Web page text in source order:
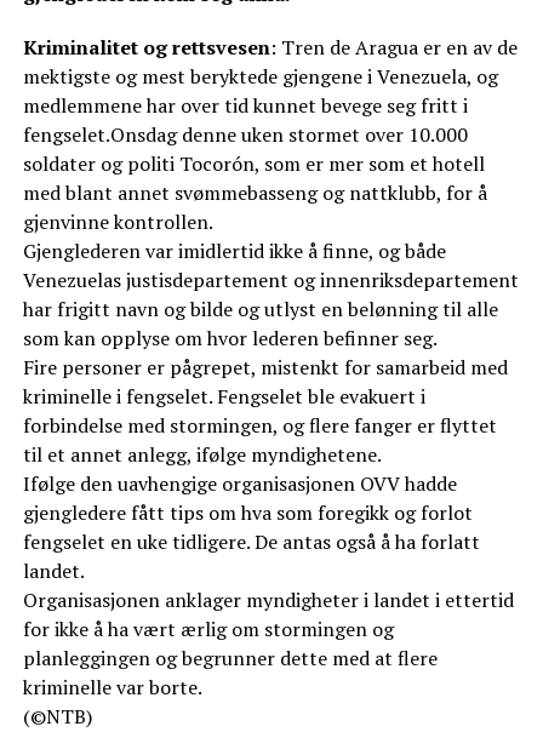
Kriminalitet og rettsvesen: Tren de Aragua er en av de
mektigste og mest beryktede gjengene i Venezuela, og
medlemmene har over tid kunnet bevege seg fritt i
fengselet.Onsdag denne uken stormet over 10.000
soldater og politi Tocorón, som er mer som et hotell
med blant annet svømmebasseng og nattklubb, for å
gjenvinne kontrollen.
Gjenglederen var imidlertid ikke å finne, og både
Venezuelas justisdepartement og innenriksdepartement
har frigitt navn og bilde og utlyst en belønning til alle
som kan opplyse om hvor lederen befinner seg.
Fire personer er pågrepet, mistenkt for samarbeid med
kriminelle i fengselet. Fengselet ble evakuert i
forbindelse med stormingen, og flere fanger er flyttet
til et annet anlegg, ifølge myndighetene.
Ifølge den uavhengige organisasjonen OVV hadde
gjengledere fått tips om hva som foregikk og forlot
fengselet en uke tidligere. De antas også å ha forlatt
landet.
Organisasjonen anklager myndigheter i landet i ettertid
for ikke å ha vært ærlig om stormingen og
planleggingen og begrunner dette med at flere
kriminelle var borte.
(©NTB)